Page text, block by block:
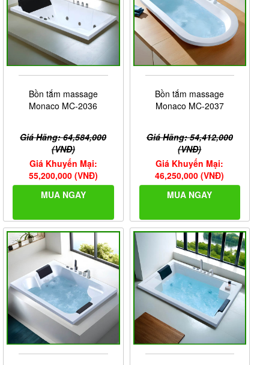
Bồn tắm massage
Monaco MC-2036
Giá Hãng: 64,584,000
(VNĐ)
Giá Khuyến Mại:
55,200,000 (VNĐ)
MUA NGAY
Bồn tắm massage
Monaco MC-2037
Giá Hãng: 54,412,000
(VNĐ)
Giá Khuyến Mại:
46,250,000 (VNĐ)
MUA NGAY